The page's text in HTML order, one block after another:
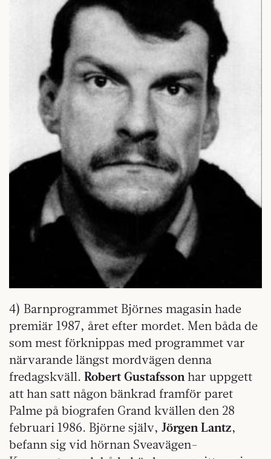
4) Barnprogrammet Björnes magasin hade
premiär 1987, året efter mordet. Men båda de
som mest förknippas med programmet var
närvarande längst mordvägen denna
fredagskväll. Robert Gustafssonhar uppgett
att han satt någon bänkrad framför paret
Palme på biografen Grand kvällen den 28
februari 1986. Björne själv, Jörgen Lantz,
befann sig vid hörnan Sveavägen-